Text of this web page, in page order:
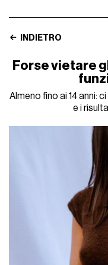
INDIETRO
Forse vietare
Almeno fino ai 14 anni:
e i